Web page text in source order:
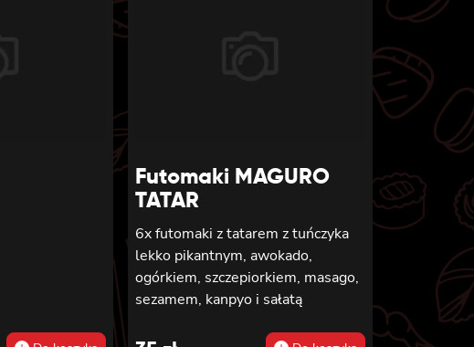
Futomaki MAGURO
TATAR
6x futomaki z tatarem z tuńczyka
lekko pikantnym, awokado,
ogórkiem, szczepiorkiem, masago,
sezamem, kanpyo i sałatą